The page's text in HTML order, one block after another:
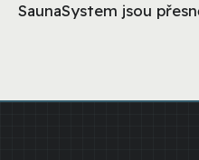
SaunaSystem jsou